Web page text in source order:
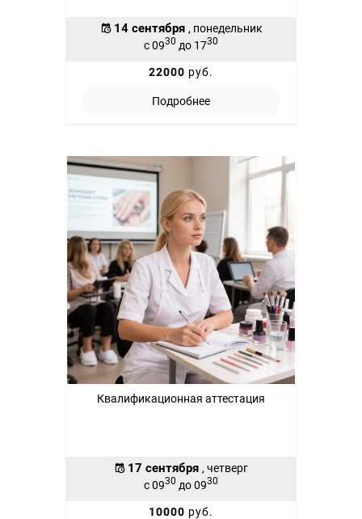
14 сентября , понедельник
с 0930 до 1730
22000 руб.
Подробнее
Квалификационная аттестация
17 сентября , четверг
с 0930 до 0930
10000 руб.